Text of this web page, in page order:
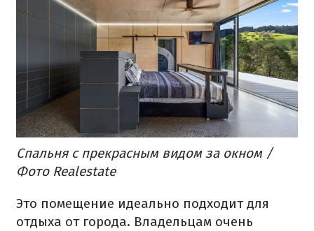
Спальня с прекрасным видом за окном /
Фото Realestate
Это помещение идеально подходит для
отдыха от города. Владельцам очень